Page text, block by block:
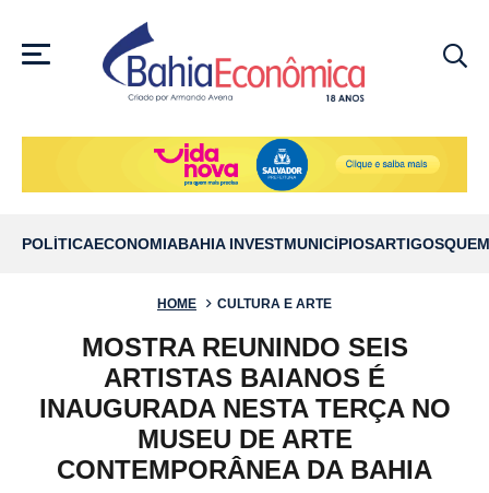
MENU
POLÍTICAECONOMIABAHIA INVESTMUNICÍPIOSARTIGOS
HOME CULTURA E ARTE
MOSTRA REUNINDO SEIS
ARTISTAS BAIANOS É
INAUGURADA NESTA TERÇA NO
MUSEU DE ARTE
CONTEMPORÂNEA DA BAHIA